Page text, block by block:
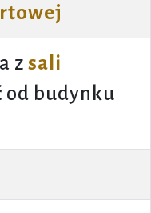
z sali
od budynku